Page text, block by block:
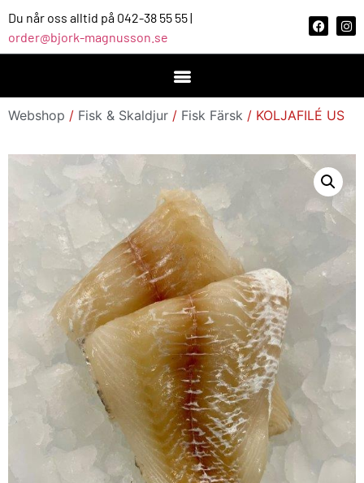
Du når oss alltid på 042-38 55 55 |
order@bjork-magnusson.se
Webshop / Fisk & Skaldjur / Fisk Färsk / KOLJAFILÉ US